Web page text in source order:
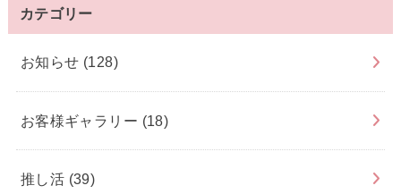
カテゴリー
お知らせ (128)
お客様ギャラリー (18)
推し活 (39)